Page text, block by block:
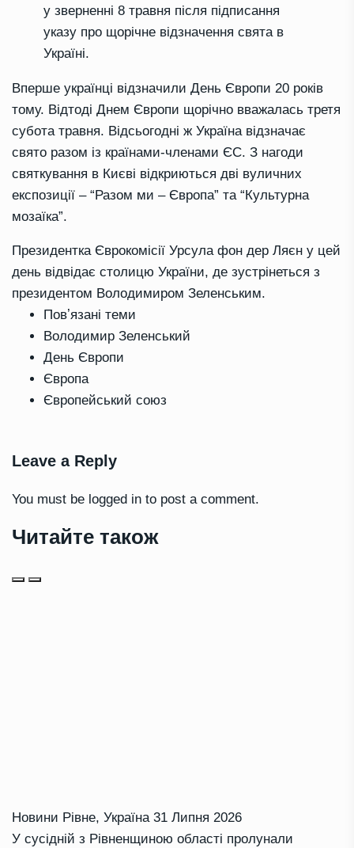
у зверненні 8 травня після підписання
указу про щорічне відзначення свята в
Україні.
Вперше українці відзначили День Європи 20 років
тому. Відтоді Днем Європи щорічно вважалась третя
субота травня. Відсьогодні ж Україна відзначає
свято разом із країнами-членами ЄС. З нагоди
святкування в Києві відкриються дві вуличних
експозиції – “Разом ми – Європа” та “Культурна
мозаїка”.
Президентка Єврокомісії Урсула фон дер Ляєн у цей
день відвідає столицю України, де зустрінеться з
президентом Володимиром Зеленським.
Повʼязані теми
Володимир Зеленський
День Європи
Європа
Європейський союз
Leave a Reply
You must be logged in to post a comment.
Читайте також
Новини Рівне, Україна 31 Липня 2026
У сусідній з Рівненщиною області пролунали